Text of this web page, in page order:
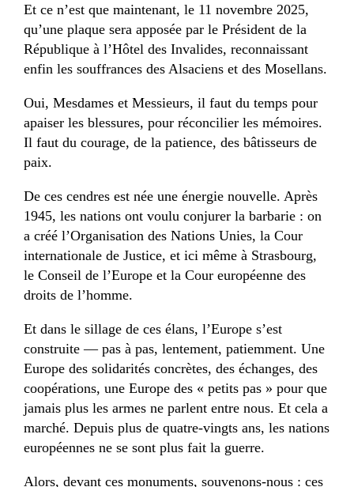
Et ce n’est que maintenant, le 11 novembre 2025,
qu’une plaque sera apposée par le Président de la
République à l’Hôtel des Invalides, reconnaissant
enfin les souffrances des Alsaciens et des Mosellans.
Oui, Mesdames et Messieurs, il faut du temps pour
apaiser les blessures, pour réconcilier les mémoires.
Il faut du courage, de la patience, des bâtisseurs de
paix.
De ces cendres est née une énergie nouvelle. Après
1945, les nations ont voulu conjurer la barbarie : on
a créé l’Organisation des Nations Unies, la Cour
internationale de Justice, et ici même à Strasbourg,
le Conseil de l’Europe et la Cour européenne des
droits de l’homme.
Et dans le sillage de ces élans, l’Europe s’est
construite — pas à pas, lentement, patiemment. Une
Europe des solidarités concrètes, des échanges, des
coopérations, une Europe des « petits pas » pour que
jamais plus les armes ne parlent entre nous. Et cela a
marché. Depuis plus de quatre-vingts ans, les nations
européennes ne se sont plus fait la guerre.
Alors, devant ces monuments, souvenons-nous : ces